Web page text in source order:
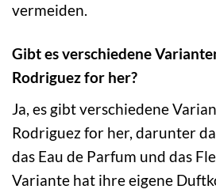
vermeiden.
Gibt es verschiedene
Rodriguez for her?
Ja, es gibt verschiedene
Rodriguez for her, darunter
das Eau de Parfum und das
Variante hat ihre eigene